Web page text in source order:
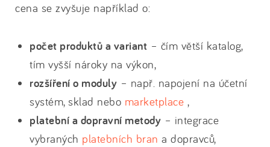
cena se zvyšuje například o:
počet produktů a variant – čím větší katalog,
tím vyšší nároky na výkon,
rozšíření o moduly – např. napojení na účetní
systém, sklad nebo marketplace ,
platební a dopravní metody – integrace
vybraných platebních bran a dopravců,